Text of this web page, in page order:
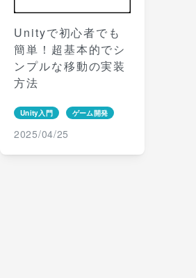
Unityで初心者でも
簡単！超基本的でシ
ンプルな移動の実装
方法
Unity入門 ゲーム開発
2025/04/25